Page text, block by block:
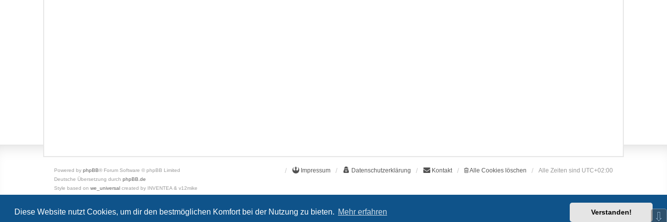
Diese Website nutzt Cookies, um dir den bestmöglichen Komfort bei der Nutzung zu bieten. Mehr erfahren Verstanden!
Impressum Datenschutzerklärung Kontakt Alle Cookies löschen Alle Zeiten sind UTC+02:00
Powered by phpBB® Forum Software © phpBB Limited
Deutsche Übersetzung durch phpBB.de
Style based on we_universal created by INVENTEA & v12mike
⇩